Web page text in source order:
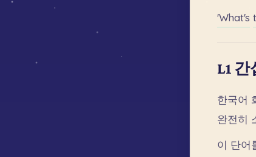
'What's
L1 간
한국어
완전히
이 단어